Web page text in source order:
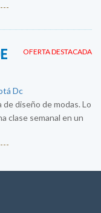
OFERTA DESTACADA
Dc
diseño de modas. Lo
clase semanal en un